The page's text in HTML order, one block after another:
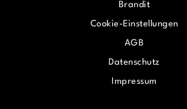
Brandit
Cookie-Einstellungen
AGB
Datenschutz
Impressum